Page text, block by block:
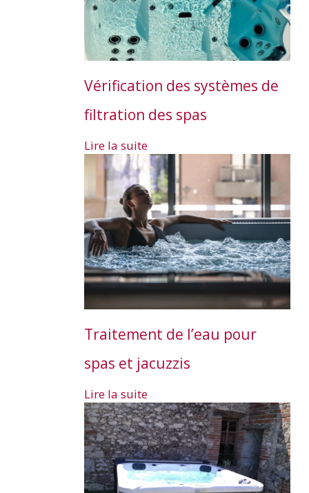
Vérification des systèmes de
filtration des spas
Lire la suite
Traitement de l’eau pour
spas et jacuzzis
Lire la suite